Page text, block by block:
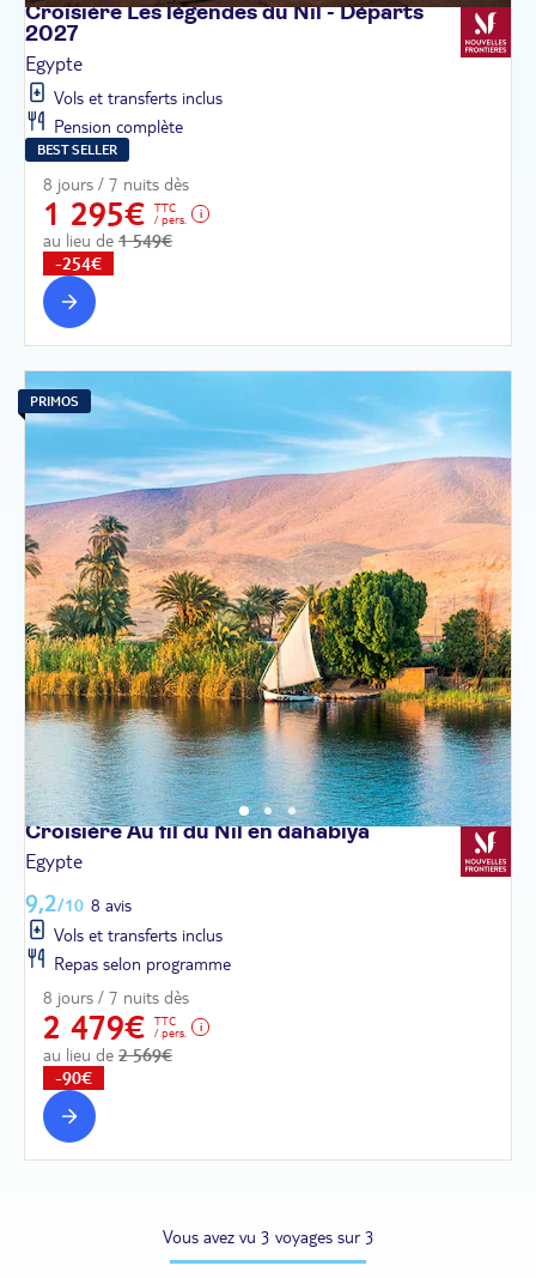
Croisière Les légendes du Nil - Départs
2027
Egypte
Vols et transferts inclus
Pension complète
BEST SELLER
8 jours / 7 nuits dès
1 295€
TTC
/ pers.
au lieu de 1 549€
-254€
PRIMOS
Croisière Au fil du Nil endahabiya
Egypte
9,2/10 8 avis
Vols et transferts inclus
Repas selon programme
8 jours / 7 nuits dès
2 479€
TTC
/ pers.
au lieu de 2 569€
-90€
Vous avez vu 3 voyages sur 3